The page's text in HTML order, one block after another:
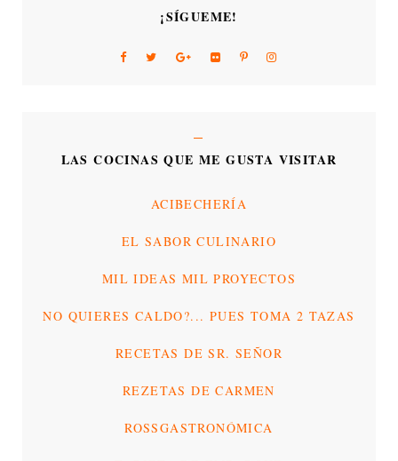
¡SÍGUEME!
LAS COCINAS QUE ME GUSTA VISITAR
ACIBECHERÍA
EL SABOR CULINARIO
MIL IDEAS MIL PROYECTOS
NO QUIERES CALDO?... PUES TOMA 2 TAZAS
RECETAS DE SR. SEÑOR
REZETAS DE CARMEN
ROSSGASTRONÓMICA